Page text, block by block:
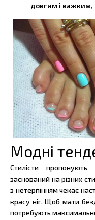
довгим і важким,
Модні
Стилісти
заснований на різних
з нетерпінням чекає
красу ніг. Щоб мати
потребують